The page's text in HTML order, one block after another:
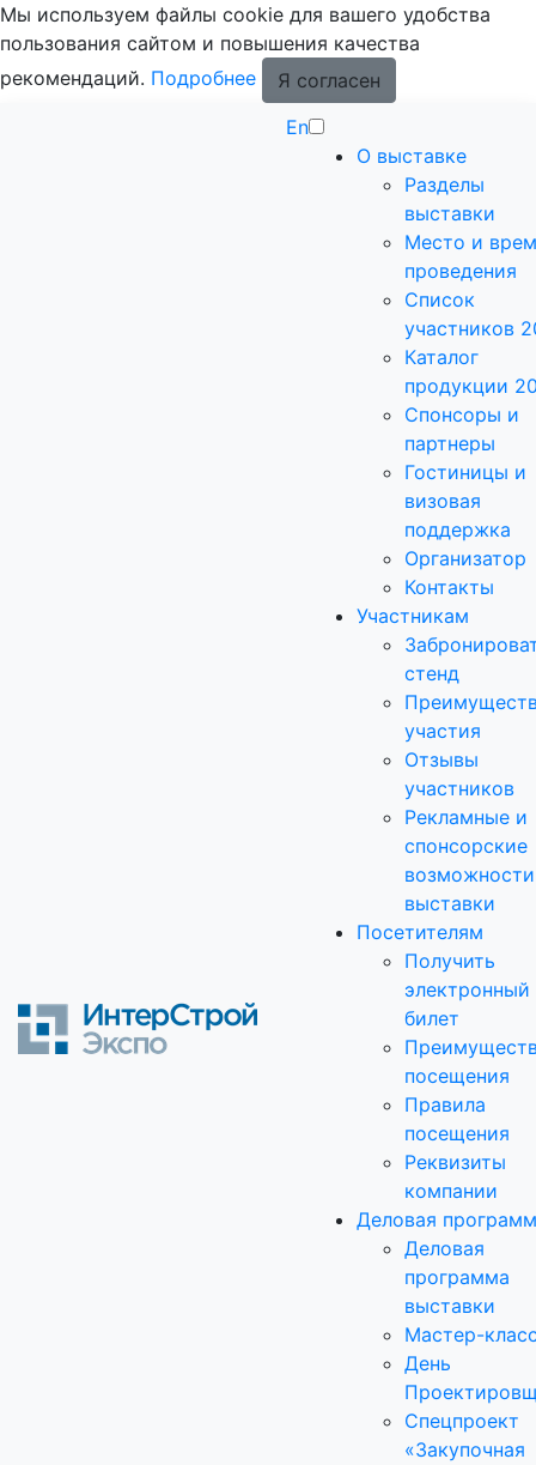
Мы используем файлы cookie для вашего удобства
пользования сайтом и повышения качества
рекомендаций. Подробнее
Я согласен
En
О выставке
Разделы
выставки
Место и
проведения
Список
участников
Каталог
продукции
Спонсоры и
партнеры
Гостиницы и
визовая
поддержка
Организатор
Контакты
Участникам
стенд
участия
Отзывы
участников
Рекламные и
спонсорские
возможности
выставки
Посетителям
Получить
электронный
билет
посещения
Правила
посещения
Реквизиты
компании
Деловая
Деловая
программа
выставки
Мастер-
День
Спецпроект
«Закупочная